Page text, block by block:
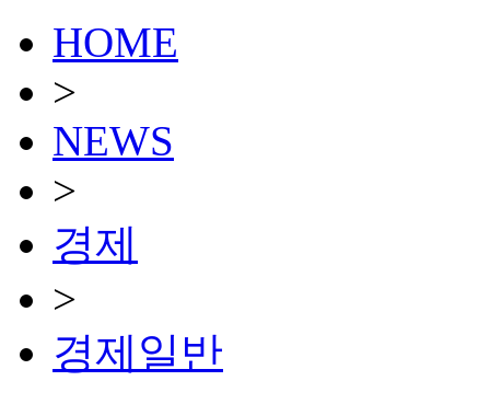
HOME
>
NEWS
>
경제
>
경제일반